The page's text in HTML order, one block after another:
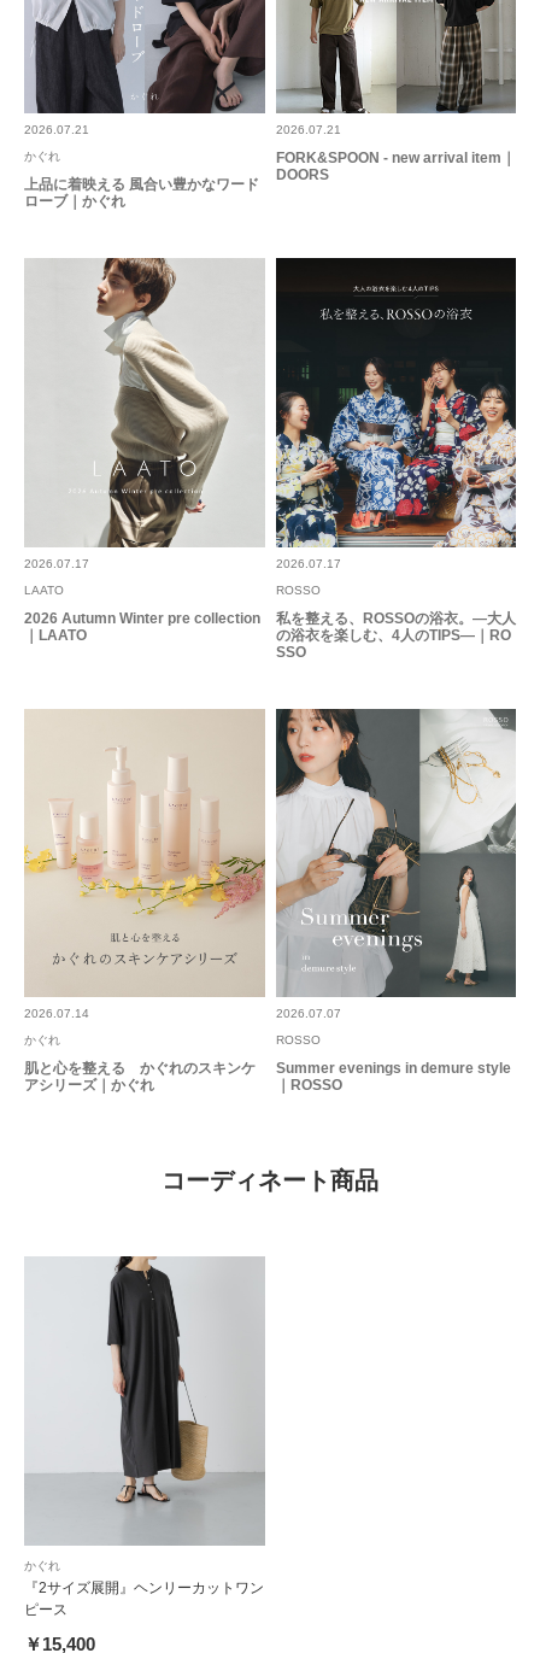
2026.07.21
かぐれ
上品に着映える 風合い豊かなワード
ローブ｜かぐれ
2026.07.21
FORK&SPOON - new arrival item｜
DOORS
2026.07.17
LAATO
2026 Autumn Winter pre collection
｜LAATO
2026.07.17
ROSSO
私を整える、ROSSOの浴衣。―大人
の浴衣を楽しむ、4人のTIPS―｜RO
SSO
2026.07.14
かぐれ
肌と心を整える かぐれのスキンケ
アシリーズ｜かぐれ
2026.07.07
ROSSO
Summer evenings in demure style
｜ROSSO
コーディネート商品
かぐれ
『2サイズ展開』ヘンリーカットワン
ピース
￥15,400